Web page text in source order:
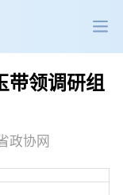
政协机构
会议活动
专委会工作
带领调研组
政协网